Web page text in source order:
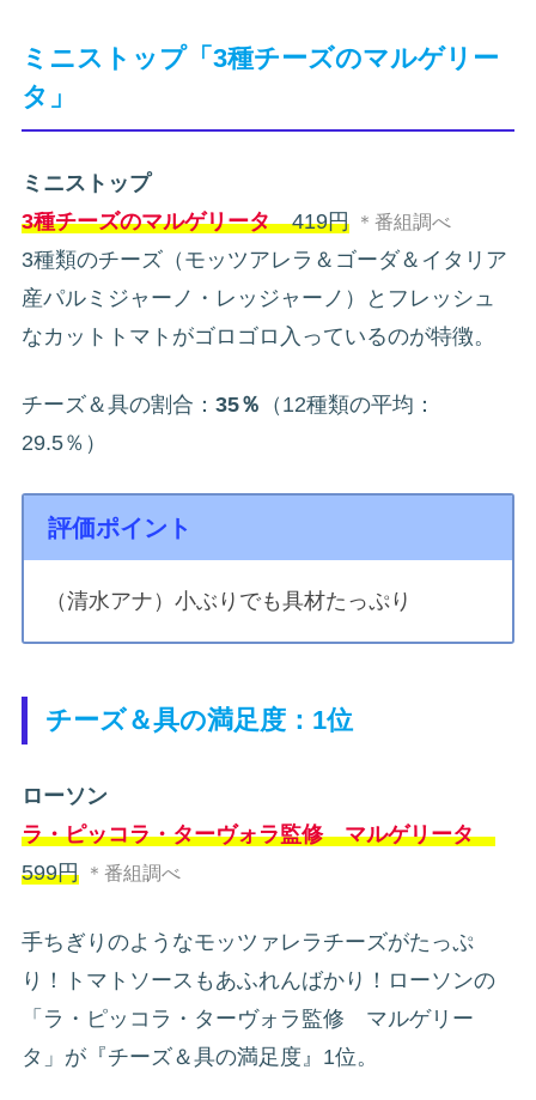
ミニストップ「3種チーズのマルゲリー
タ」
ミニストップ
3種チーズのマルゲリータ419円 ＊番組調べ
3種類のチーズ（モッツアレラ＆ゴーダ＆イタリア
産パルミジャーノ・レッジャーノ）とフレッシュ
なカットトマトがゴロゴロ入っているのが特徴。
チーズ＆具の割合： 35％ （12種類の平均：
29.5％）
評価ポイント
（清水アナ）小ぶりでも具材たっぷり
チーズ＆具の満足度：1位
ローソン
ラ・ピッコラ・ターヴォラ監修 マルゲリータ
599円 ＊番組調べ
手ちぎりのようなモッツァレラチーズがたっぷ
り！トマトソースもあふれんばかり！ローソンの
「ラ・ピッコラ・ターヴォラ監修 マルゲリー
タ」が『チーズ＆具の満足度』1位。